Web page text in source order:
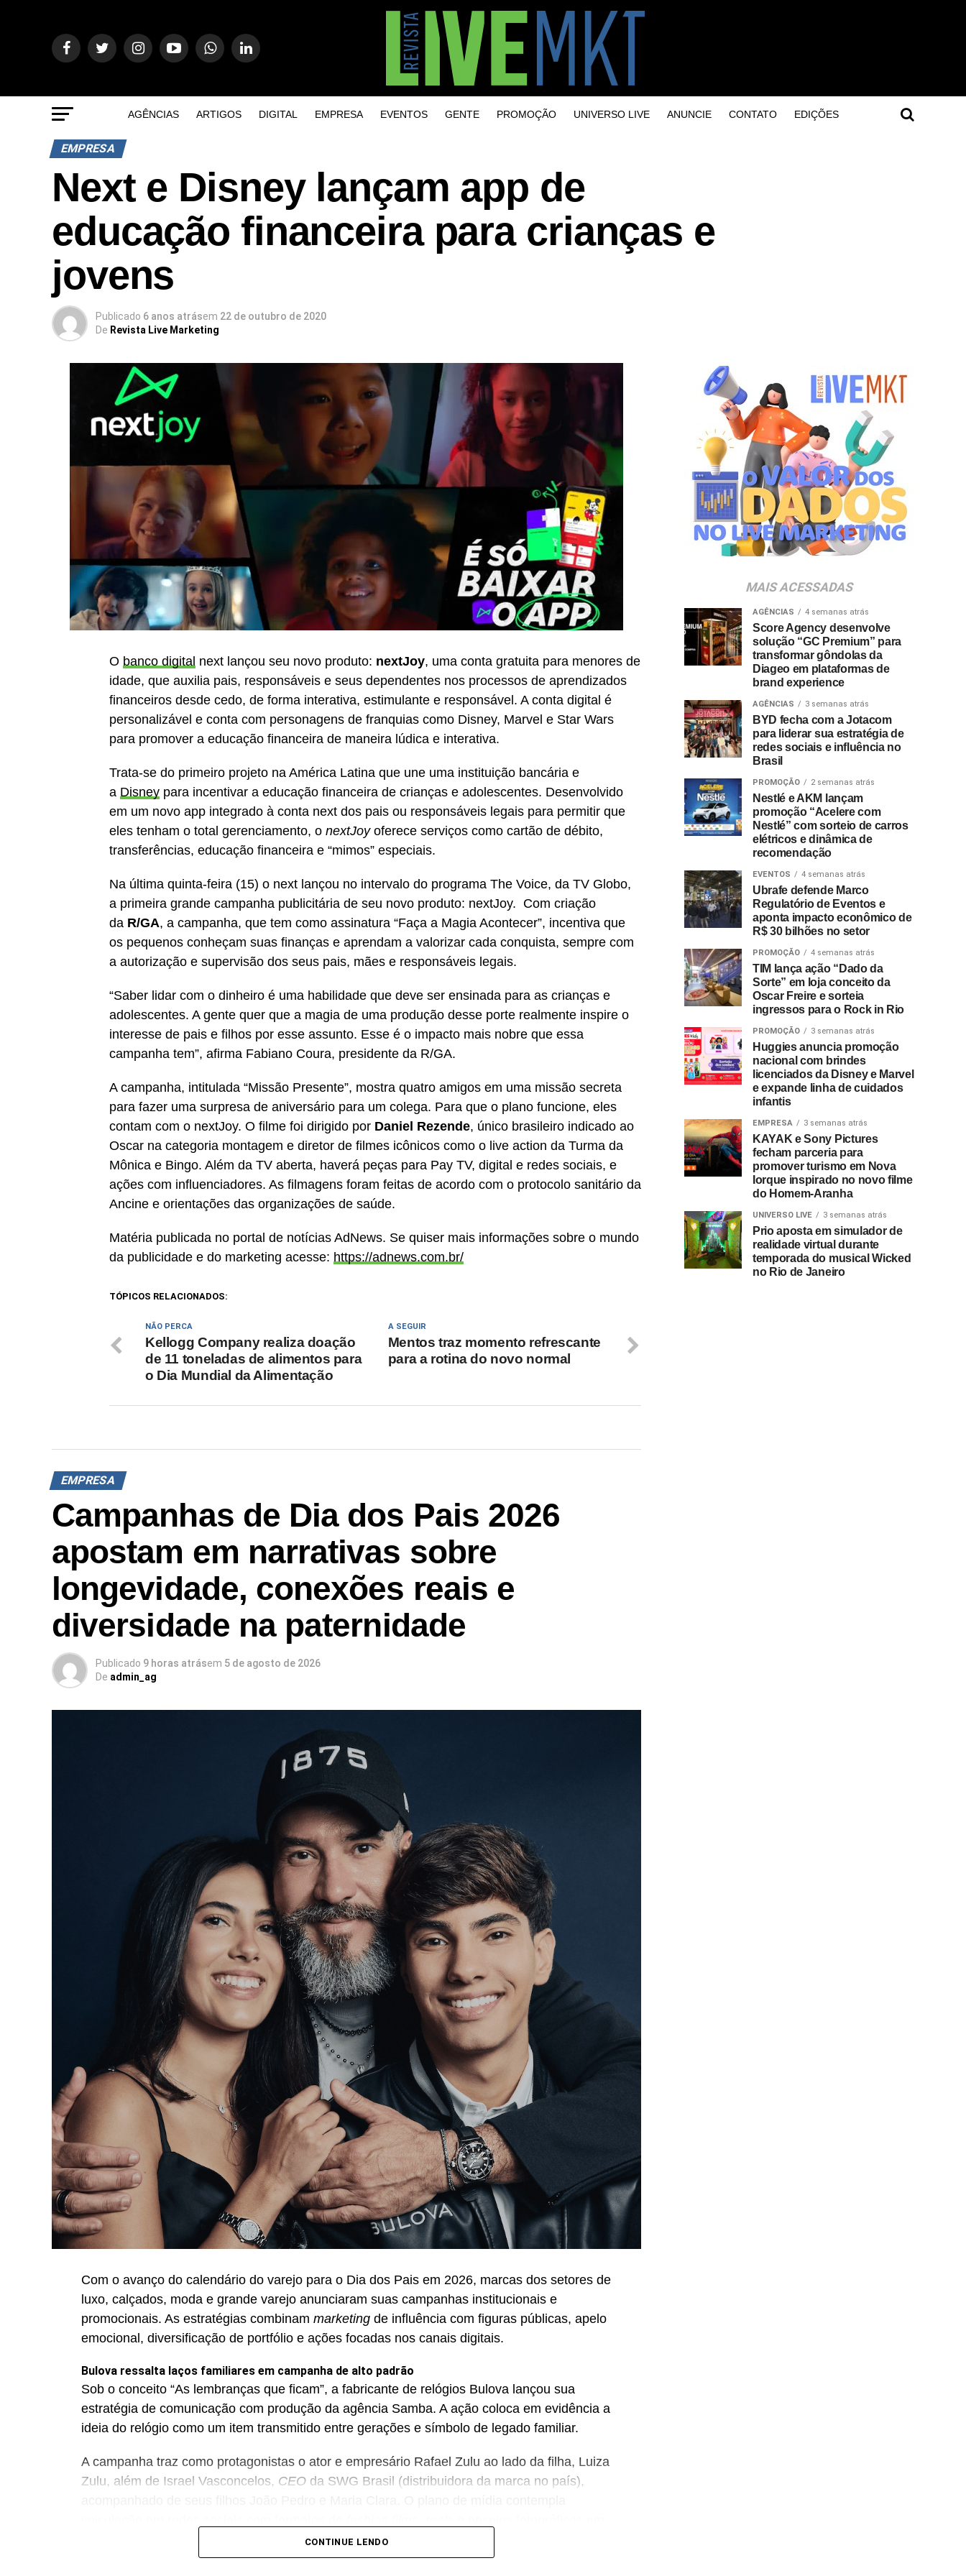
AGÊNCIAS ARTIGOS DIGITAL EMPRESA EVENTOS GENTE PROMOÇÃO UNIVERSO LIVE ANUNCIE CONTATO EDIÇÕES
EMPRESA
Next e Disney lançam app de
educação financeira para crianças e
jovens
Publicado 6 anos atrásem 22 de outubro de 2020
De Revista Live Marketing
O banco digital next lançou seu novo produto: nextJoy, uma conta gratuita para menores de
idade, que auxilia pais, responsáveis e seus dependentes nos processos de aprendizados
financeiros desde cedo, de forma interativa, estimulante e responsável. A conta digital é
personalizável e conta com personagens de franquias como Disney, Marvel e Star Wars
para promover a educação financeira de maneira lúdica e interativa.
Trata-se do primeiro projeto na América Latina que une uma instituição bancária e
a Disney para incentivar a educação financeira de crianças e adolescentes. Desenvolvido
em um novo app integrado à conta next dos pais ou responsáveis legais para permitir que
eles tenham o total gerenciamento, o nextJoyoferece serviços como cartão de débito,
transferências, educação financeira e “mimos” especiais.
Na última quinta-feira (15) o next lançou no intervalo do programa The Voice, da TV Globo,
a primeira grande campanha publicitária de seu novo produto: nextJoy. Com criação
da R/GA, a campanha, que tem como assinatura “Faça a Magia Acontecer”, incentiva que
os pequenos conheçam suas finanças e aprendam a valorizar cada conquista, sempre com
a autorização e supervisão dos seus pais, mães e responsáveis legais.
“Saber lidar com o dinheiro é uma habilidade que deve ser ensinada para as crianças e
adolescentes. A gente quer que a magia de uma produção desse porte realmente inspire o
interesse de pais e filhos por esse assunto. Esse é o impacto mais nobre que essa
campanha tem”, afirma Fabiano Coura, presidente da R/GA.
A campanha, intitulada “Missão Presente”, mostra quatro amigos em uma missão secreta
para fazer uma surpresa de aniversário para um colega. Para que o plano funcione, eles
contam com o nextJoy. O filme foi dirigido por Daniel Rezende, único brasileiro indicado ao
Oscar na categoria montagem e diretor de filmes icônicos como o live action da Turma da
Mônica e Bingo. Além da TV aberta, haverá peças para Pay TV, digital e redes sociais, e
ações com influenciadores. As filmagens foram feitas de acordo com o protocolo sanitário da
Ancine e orientações das organizações de saúde.
Matéria publicada no portal de notícias AdNews. Se quiser mais informações sobre o mundo
da publicidade e do marketing acesse: https://adnews.com.br/
TÓPICOS RELACIONADOS:
A SEGUIR
Mentos traz momento refrescante
para a rotina do novo normal
NÃO PERCA
Kellogg Company realiza doação
de 11 toneladas de alimentos para
o Dia Mundial da Alimentação
EMPRESA
Campanhas de Dia dos Pais 2026
apostam em narrativas sobre
longevidade, conexões reais e
diversidade na paternidade
Publicado 9 horas atrásem 5 de agosto de 2026
De admin_ag
Com o avanço do calendário do varejo para o Dia dos Pais em 2026, marcas dos setores de
luxo, calçados, moda e grande varejo anunciaram suas campanhas institucionais e
promocionais. As estratégias combinam marketing de influência com figuras públicas, apelo
emocional, diversificação de portfólio e ações focadas nos canais digitais.
Bulova ressalta laços familiares em campanha de alto padrão
Sob o conceito “As lembranças que ficam”, a fabricante de relógios Bulova lançou sua
estratégia de comunicação com produção da agência Samba. A ação coloca em evidência a
ideia do relógio como um item transmitido entre gerações e símbolo de legado familiar.
A campanha traz como protagonistas o ator e empresário Rafael Zulu ao lado da filha, Luiza
Zulu, além de Israel Vasconcelos, CEO da SWG Brasil (distribuidora da marca no país),
estilo editorial. Entre os produtos destacados na comunicação estão os modelos Bulova
Prestige e Bulova Marine Star Automático.
CONTINUE LENDO
MAIS ACESSADAS
AGÊNCIAS 4 semanas atrás
Score Agency desenvolve
solução “GC Premium” para
transformar gôndolas da
Diageo em plataformas de
brand experience
AGÊNCIAS 3 semanas atrás
BYD fecha com a Jotacom
para liderar sua estratégia de
redes sociais e influência no
Brasil
PROMOÇÃO 2 semanas atrás
Nestlé e AKM lançam
promoção “Acelere com
Nestlé” com sorteio de carros
elétricos e dinâmica de
recomendação
EVENTOS 4 semanas atrás
Ubrafe defende Marco
Regulatório de Eventos e
aponta impacto econômico de
R$ 30 bilhões no setor
PROMOÇÃO 4 semanas atrás
TIM lança ação “Dado da
Sorte” em loja conceito da
Oscar Freire e sorteia
ingressos para o Rock in Rio
PROMOÇÃO 3 semanas atrás
Huggies anuncia promoção
nacional com brindes
licenciados da Disney e Marvel
e expande linha de cuidados
infantis
EMPRESA 3 semanas atrás
KAYAK e Sony Pictures
fecham parceria para
promover turismo em Nova
Iorque inspirado no novo filme
do Homem-Aranha
UNIVERSO LIVE 3 semanas atrás
Prio aposta em simulador de
realidade virtual durante
temporada do musical Wicked
no Rio de Janeiro